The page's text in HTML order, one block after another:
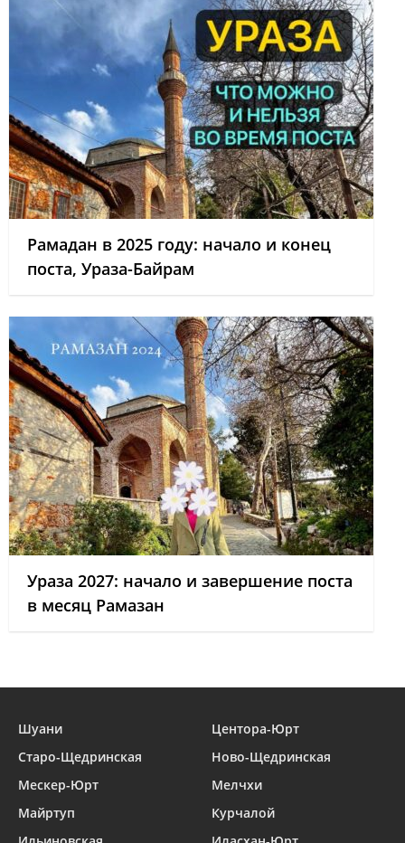
Рамадан в 2025 году: начало и конец
поста, Ураза-Байрам
Ураза 2027: начало и завершение поста
в месяц Рамазан
Шуани
Центора-Юрт
Старо-Щедринская
Ново-Щедринская
Мескер-Юрт
Мелчхи
Майртуп
Курчалой